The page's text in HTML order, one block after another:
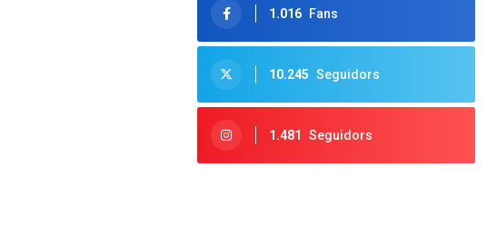
1.016 Fans
10.245 Seguidors
1.481 Seguidors